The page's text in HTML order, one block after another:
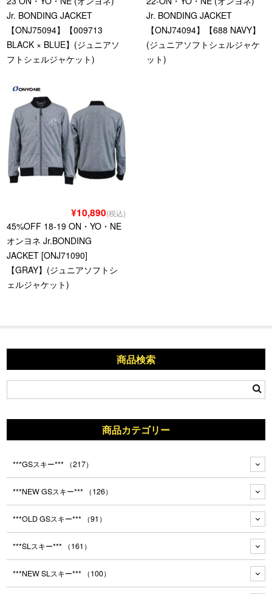
Jr. BONDING JACKET
【ONJ75094】【009713
BLACK × BLUE】(ジュニアソ
フトシェルジャケット)
Jr. BONDING JACKET
【ONJ74094】【688 NAVY】
(ジュニアソフトシェルジャケ
ット)
¥10,890(税込)
45%OFF 18-19 ON・YO・NE
オンヨネ Jr.BONDING
JACKET [ONJ71090]
【GRAY】(ジュニアソフトシ
ェルジャケット)
商品検索
商品カテゴリー
***GSスキー*** （217）
***NEW GSスキー*** （126）
***OLD GSスキー*** （91）
***SLスキー*** （161）
***NEW SLスキー*** （100）